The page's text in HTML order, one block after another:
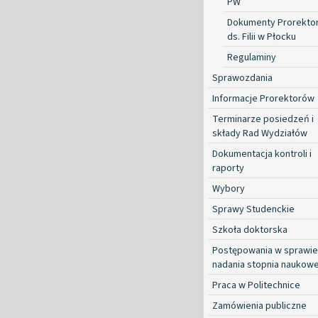
Dokumenty
ds. Filii w Płocku
Regulaminy
Sprawozdania
Informacje Prorektorów
Terminarze posiedzeń i
składy Rad Wydziałów
Dokumentacja kontroli i
raporty
Wybory
Sprawy Studenckie
Szkoła doktorska
Postępowania w sprawie
nadania stopnia
Praca w Politechnice
Zamówienia publiczne